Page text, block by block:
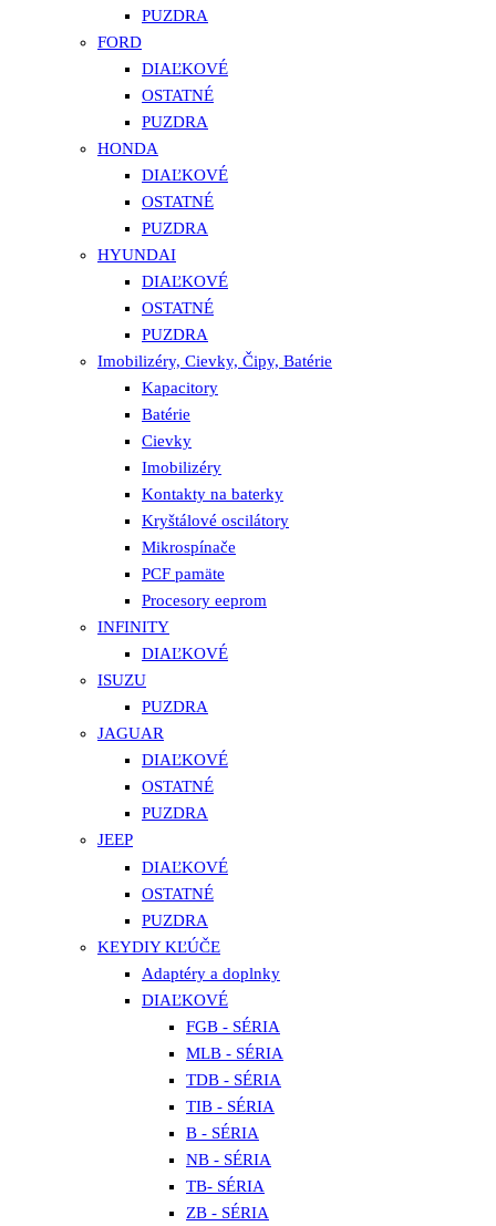
PUZDRA
FORD
DIAĽKOVÉ
OSTATNÉ
PUZDRA
HONDA
DIAĽKOVÉ
OSTATNÉ
PUZDRA
HYUNDAI
DIAĽKOVÉ
OSTATNÉ
PUZDRA
Imobilizéry, Cievky, Čipy, Batérie
Kapacitory
Batérie
Cievky
Imobilizéry
Kontakty na baterky
Kryštálové oscilátory
Mikrospínače
PCF pamäte
Procesory eeprom
INFINITY
DIAĽKOVÉ
ISUZU
PUZDRA
JAGUAR
DIAĽKOVÉ
OSTATNÉ
PUZDRA
JEEP
DIAĽKOVÉ
OSTATNÉ
PUZDRA
KEYDIY KĽÚČE
Adaptéry a doplnky
DIAĽKOVÉ
FGB - SÉRIA
MLB - SÉRIA
TDB - SÉRIA
TIB - SÉRIA
B - SÉRIA
NB - SÉRIA
TB- SÉRIA
ZB - SÉRIA